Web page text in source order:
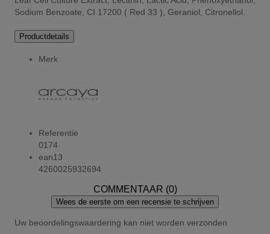
Sodium Benzoate, CI 17200 ( Red 33 ), Geraniol, Citronellol.
Productdetails
Merk
Referentie
0174
ean13
4260025932694
COMMENTAAR (0)
Wees de eerste om een recensie te schrijven
Uw beoordelingswaardering kan niet worden verzonden